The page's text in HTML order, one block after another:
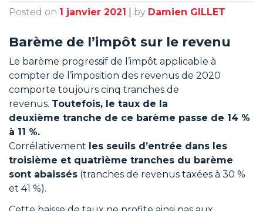
Posted on 1 janvier 2021 by Damien GILLET
Barème de l’impôt sur le revenu
Le barème progressif de l’impôt applicable à
compter de l’imposition des revenus de 2020
comporte toujours cinq tranches de
revenus. Toutefois, le taux de la
deuxième tranche de ce barème passe de 14 %
à 11 %.
Corrélativement les seuils d’entrée dans les
troisième et quatrième tranches du barème
sont abaissés (tranches de revenus taxées à 30 %
et 41 %).